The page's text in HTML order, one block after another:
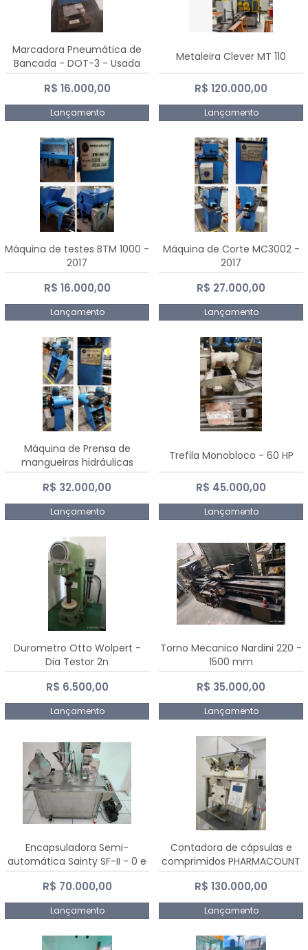
Marcadora Pneumática de
Bancada - DOT-3 - Usada
R$ 16.000,00
Lançamento
Metaleira Clever MT 110
R$ 120.000,00
Lançamento
Máquina de testes BTM 1000 -
2017
R$ 16.000,00
Lançamento
Máquina de Corte MC3002 -
2017
R$ 27.000,00
Lançamento
Máquina de Prensa de
mangueiras hidráulicas
PE50TF - 2017
R$ 32.000,00
Lançamento
Trefila Monobloco - 60 HP
R$ 45.000,00
Lançamento
Durometro Otto Wolpert -
Dia Testor 2n
R$ 6.500,00
Lançamento
Torno Mecanico Nardini 220 -
1500 mm
R$ 35.000,00
Lançamento
Encapsuladora Semi-
automática Sainty SF-II - 0 e
00
R$ 70.000,00
Lançamento
Contadora de cápsulas e
comprimidos PHARMACOUNT
- 2-2R3
R$ 130.000,00
Lançamento